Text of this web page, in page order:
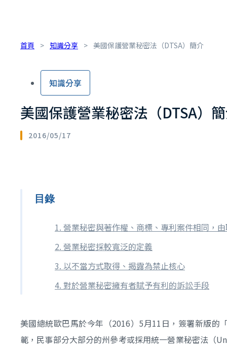
首頁 > 知識分享 > 美國保護營業秘密法（DTSA）簡介
知識分享
美國保護營業秘密法（DTSA）
2016/05/17
目錄
1. 營業秘密與著作權、商標、專利案件相同，
2. 營業秘密採較寬泛的定義
3. 以不當方式取得、揭露為禁止核心
4. 對於營業秘密擁有者賦予有利的訴訟手段
美國總統歐巴馬於今年（2016）5月11日，簽署新版
範，民事部分大部分的州參考或採用統一營業秘密法（